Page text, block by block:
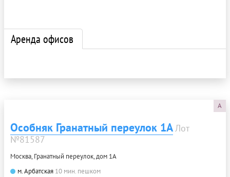
Аренда офисов
A
Особняк Гранатный переулок 1АЛот
№81587
Москва, Гранатный переулок, дом 1А
м. Арбатская 10 мин. пешком